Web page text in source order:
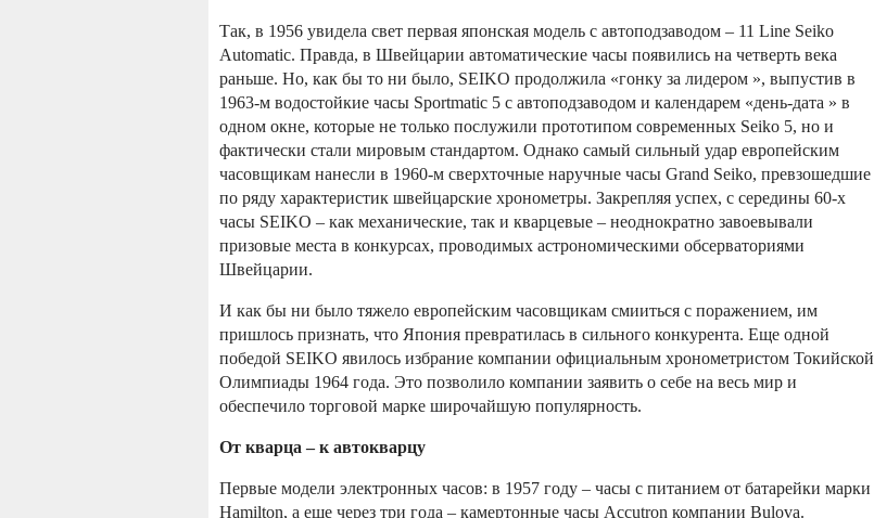
Так, в 1956 увидела свет первая японская модель с автоподзаводом – 11 Line Seiko
Automatic. Правда, в Швейцарии автоматические часы появились на четверть века
раньше. Но, как бы то ни было, SEIKO продолжила «гонку за лидером », выпустив в
1963-м водостойкие часы Sportmatic 5 с автоподзаводом и календарем «день-дата » в
одном окне, которые не только послужили прототипом современных Seiko 5, но и
фактически стали мировым стандартом. Однако самый сильный удар европейским
часовщикам нанесли в 1960-м сверхточные наручные часы Grand Seiko, превзошедшие
по ряду характеристик швейцарские хронометры. Закрепляя успех, с середины 60-х
часы SEIKO – как механические, так и кварцевые – неоднократно завоевывали
призовые места в конкурсах, проводимых астрономическими обсерваториями
Швейцарии.
И как бы ни было тяжело европейским часовщикам смииться с поражением, им
пришлось признать, что Япония превратилась в сильного конкурента. Еще одной
победой SEIKO явилось избрание компании официальным хронометристом Токийской
Олимпиады 1964 года. Это позволило компании заявить о себе на весь мир и
обеспечило торговой марке широчайшую популярность.
От кварца – к автокварцу
Первые модели электронных часов: в 1957 году – часы с питанием от батарейки марки
Hamilton, а еще через три года – камертонные часы Accutron компании Bulova.